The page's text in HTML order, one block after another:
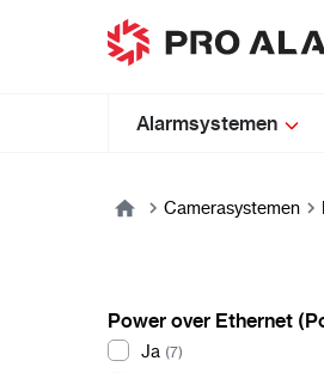
Ga naar de inhoud
Alarmsystemen
Camerasystemen
Power over Ethernet
Ja (7)